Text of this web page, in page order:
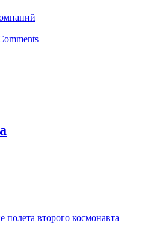
второго космонавта